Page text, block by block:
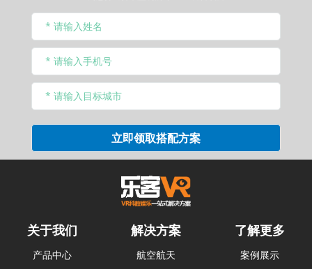
关于我们
产品中心
解决方案
航空航天
了解更多
案例展示